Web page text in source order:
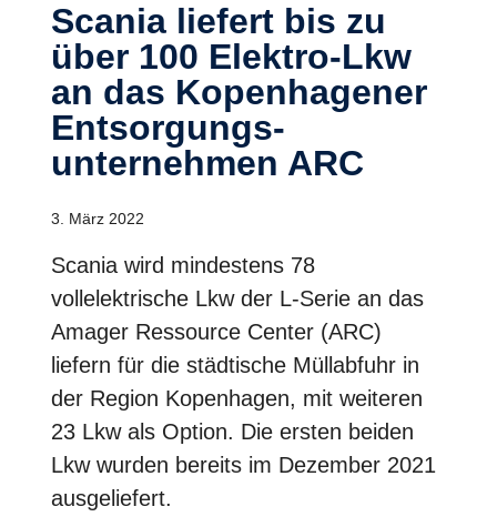
Scania liefert bis zu
über 100 Elektro-Lkw
an das Kopenhagener
Entsorgungs-
unternehmen ARC
3. März 2022
Scania wird mindestens 78
vollelektrische Lkw der L-Serie an das
Amager Ressource Center (ARC)
liefern für die städtische Müllabfuhr in
der Region Kopenhagen, mit weiteren
23 Lkw als Option. Die ersten beiden
Lkw wurden bereits im Dezember 2021
ausgeliefert.